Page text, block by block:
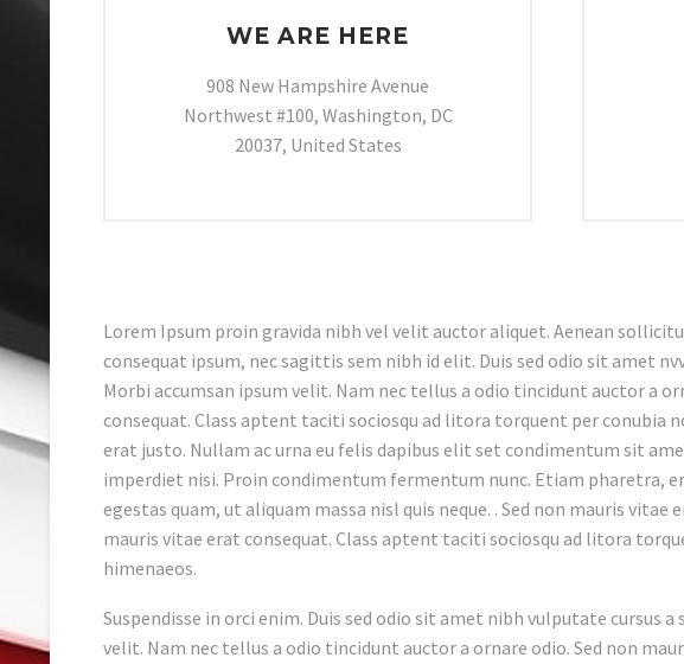
WE ARE HERE
908 New Hampshire Avenue
Northwest #100, Washington, DC
20037, United States
Lorem Ipsum proin gravida nibh vel velit auctor aliquet. Aenean
consequat ipsum, nec sagittis sem nibh id elit. Duis sed odio sit amet
Morbi accumsan ipsum velit. Nam nec tellus a odio tincidunt auctor a
consequat. Class aptent taciti sociosqu ad litora torquent per conubia
erat justo. Nullam ac urna eu felis dapibus elit set condimentum sit
imperdiet nisi. Proin condimentum fermentum nunc. Etiam pharetra,
egestas quam, ut aliquam massa nisl quis neque. . Sed non mauris vitae
mauris vitae erat consequat. Class aptent taciti sociosqu ad litora
himenaeos.
Suspendisse in orci enim. Duis sed odio sit amet nibh vulputate cursus
velit. Nam nec tellus a odio tincidunt auctor a ornare odio. Sed non